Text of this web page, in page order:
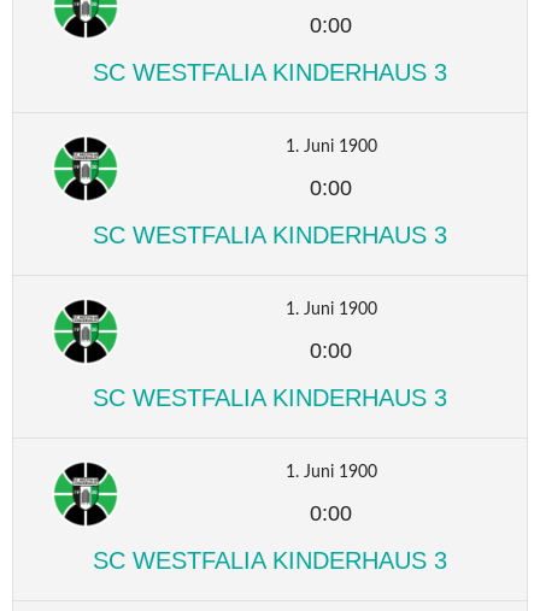
0:00
SC WESTFALIA KINDERHAUS 3
1. Juni 1900
0:00
SC WESTFALIA KINDERHAUS 3
1. Juni 1900
0:00
SC WESTFALIA KINDERHAUS 3
1. Juni 1900
0:00
SC WESTFALIA KINDERHAUS 3